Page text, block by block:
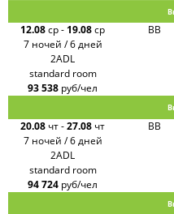
12.08ср- 19.08ср
7 ночей / 6 дней
BB
2ADL
standard room
93 538 руб/чел
20.08 чт-27.08 чт
7 ночей / 6 дней
BB
2ADL
standard room
94 724 руб/чел